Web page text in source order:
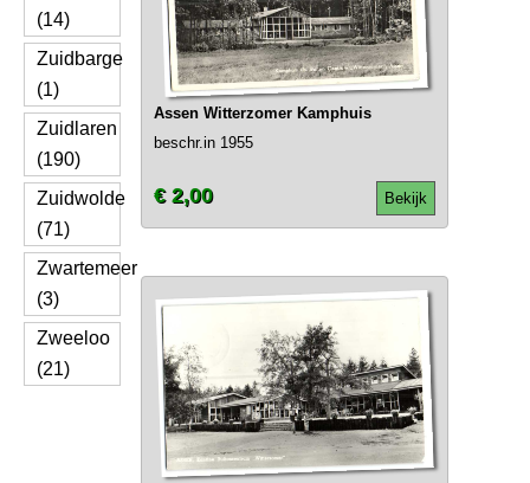
(14)
Zuidbarge
(1)
Zuidlaren
(190)
Zuidwolde
(71)
Zwartemeer
(3)
Zweeloo
(21)
Assen Witterzomer Kamphuis
beschr.in 1955
Bekijk
€ 2,00